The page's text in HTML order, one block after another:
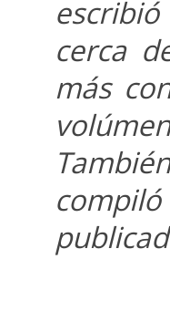
cerca
más